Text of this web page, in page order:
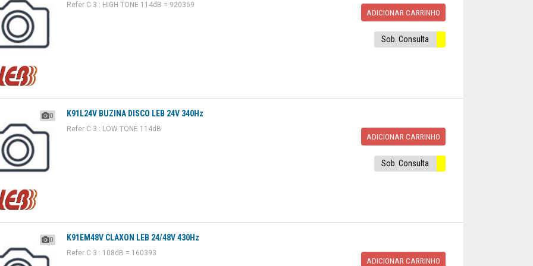
Refer C 3 : HIGH TONE 114dB = 920369
ADICIONAR CARRINHO
Sob. Consulta
0 K91L24V BUZINA DISCO LEB 24V 340Hz
Refer C 3 : LOW TONE 114dB
ADICIONAR CARRINHO
Sob. Consulta
0 K91EM48V CLAXON LEB 24/48V 430Hz
Refer C 3 : 108dB = 160393
ADICIONAR CARRINHO